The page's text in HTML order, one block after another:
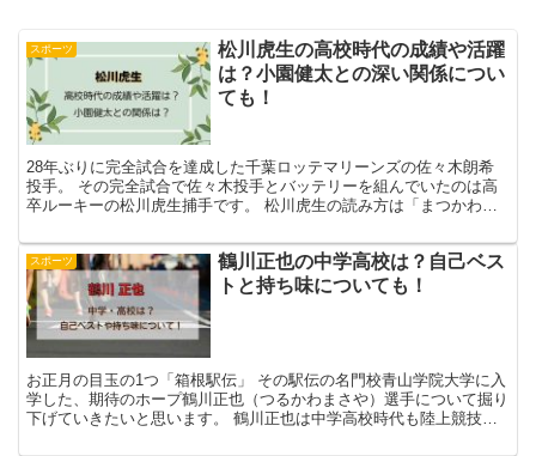
スポーツ
松川虎生の高校時代の成績や活躍
は？小園健太との深い関係につい
ても！
28年ぶりに完全試合を達成した千葉ロッテマリーンズの佐々木朗希
投手。 その完全試合で佐々木投手とバッテリーを組んでいたのは高
卒ルーキーの松川虎生捕手です。 松川虎生の読み方は「まつかわこ
スポーツ
鶴川正也の中学高校は？自己ベス
トと持ち味についても！
お正月の目玉の1つ「箱根駅伝」 その駅伝の名門校青山学院大学に入
学した、期待のホープ鶴川正也（つるかわまさや）選手について掘り
下げていきたいと思います。 鶴川正也は中学高校時代も陸上競技で